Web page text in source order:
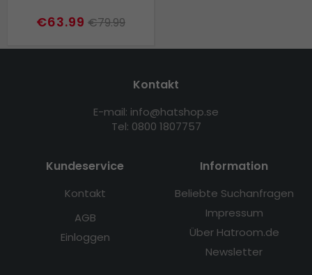
€63.99 €79.99
Kontakt
E-mail: info@hatshop.se
Tel: 0800 1807757
Kundeservice
Kontakt
AGB
Einloggen
Information
Beliebte Suchanfragen
Impressum
Über Hatroom.de
Newsletter